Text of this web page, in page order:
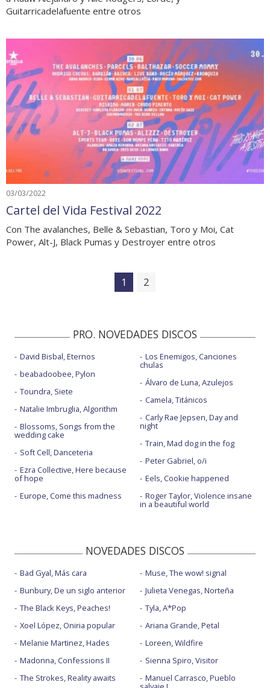
Guitarricadelafuente entre otros
03/03/2022
Cartel del Vida Festival 2022
Con The avalanches, Belle & Sebastian, Toro y Moi, Cat
Power, Alt-J, Black Pumas y Destroyer entre otros
1 2
PRO. NOVEDADES DISCOS
David Bisbal, Eternos
beabadoobee, Pylon
Toundra, Siete
Natalie Imbruglia, Algorithm
Blossoms, Songs from the
wedding cake
Soft Cell, Danceteria
Ezra Collective, Here because
of hope
Europe, Come this madness
Los Enemigos, Canciones
chulas
Álvaro de Luna, Azulejos
Camela, Titánicos
Carly Rae Jepsen, Day and
night
Train, Mad dog in the fog
Peter Gabriel, o/i
Eels, Cookie happened
Roger Taylor, Violence insane
in a beautiful world
NOVEDADES DISCOS
Bad Gyal, Más cara
Bunbury, De un siglo anterior
The Black Keys, Peaches!
Xoel López, Oniria popular
Melanie Martinez, Hades
Madonna, Confessions II
The Strokes, Reality awaits
Muse, The wow! signal
Julieta Venegas, Norteña
Tyla, A*Pop
Ariana Grande, Petal
Loreen, Wildfire
Sienna Spiro, Visitor
Manuel Carrasco, Pueblo